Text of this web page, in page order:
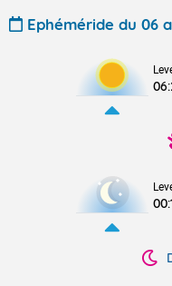
Ephéméride du 06